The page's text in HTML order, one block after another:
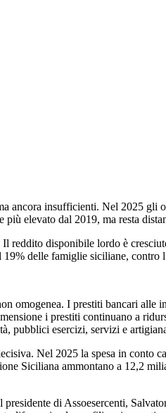
ancora insufficienti. Nel 2025
elevato dal 2019, ma resta
reddito disponibile lordo è
delle famiglie siciliane,
omogenea. I prestiti bancari alle
i prestiti continuano a
pubblici esercizi, servizi e
Nel 2025 la spesa in
Siciliana ammontano a 12,2
di Assoesercenti,